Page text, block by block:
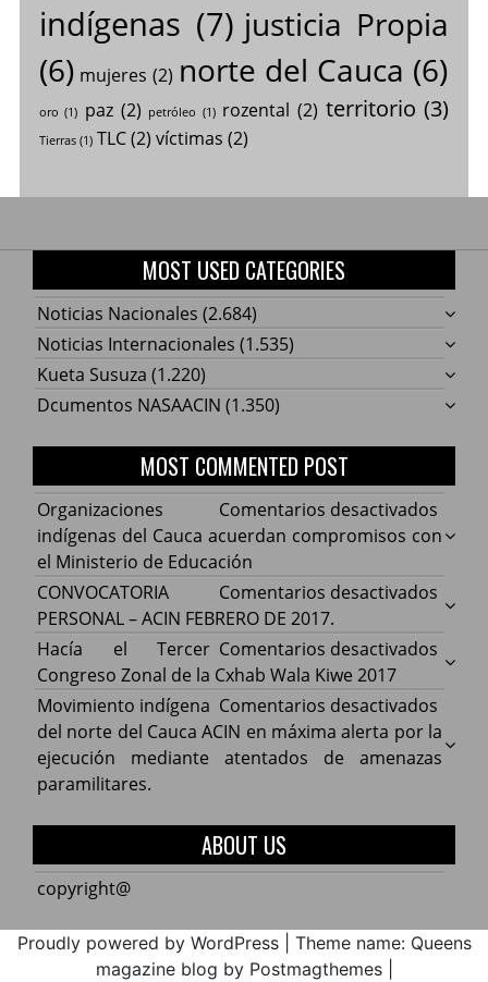
indígenas (7) justicia Propia
(6) mujeres (2) norte del Cauca (6)
oro (1) paz (2) petróleo (1) rozental (2) territorio (3)
Tierras(1) TLC(2) víctimas (2)
MOST USED CATEGORIES
Noticias Nacionales (2.684)
Noticias Internacionales (1.535)
Kueta Susuza (1.220)
Dcumentos NASAACIN (1.350)
MOST COMMENTED POST
Comentarios desactivados
Cauca
con
de
Organizaciones
indígenas del Cauca acuerdan compromisos con
el Ministerio de Educación
Comentarios desactivados
ACIN
DE
CONVOCATORIA
PERSONAL – ACIN FEBRERO DE 2017.
Comentarios desactivados
Hacía
la
2017
Hacía el Tercer
Congreso Zonal de la Cxhab Wala Kiwe 2017
Comentarios desactivados
Cauca
Movimiento indígena
del norte del Cauca ACIN en máxima alerta por la
ejecución mediante atentados de amenazas
paramilitares.
ABOUT US
copyright@
Proudly powered by WordPress
Theme name: Queens
magazine blog by Postmagthemes